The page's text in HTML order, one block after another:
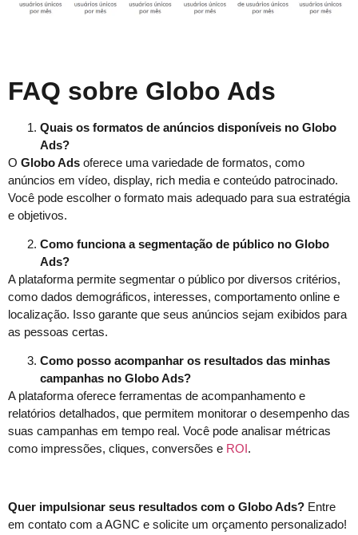
FAQ sobre Globo Ads
Quais os formatos de anúncios disponíveis no Globo
Ads?
O Globo Ads oferece uma variedade de formatos, como
anúncios em vídeo, display, rich media e conteúdo patrocinado.
Você pode escolher o formato mais adequado para sua estratégia
e objetivos.
Como funciona a segmentação de público no Globo
Ads?
A plataforma permite segmentar o público por diversos critérios,
como dados demográficos, interesses, comportamento online e
localização. Isso garante que seus anúncios sejam exibidos para
as pessoas certas.
Como posso acompanhar os resultados das minhas
campanhas no Globo Ads?
A plataforma oferece ferramentas de acompanhamento e
relatórios detalhados, que permitem monitorar o desempenho das
suas campanhas em tempo real. Você pode analisar métricas
como impressões, cliques, conversões e ROI.
Quer impulsionar seus resultados com o Globo Ads? Entre
em contato com a AGNC e solicite um orçamento personalizado!